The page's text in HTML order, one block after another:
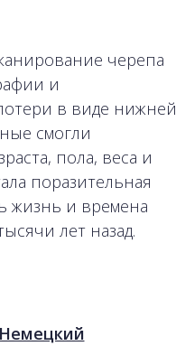
черепа
и
в виде нижней
смогли
пола, веса и
поразительная
жизнь и времена
лет назад.